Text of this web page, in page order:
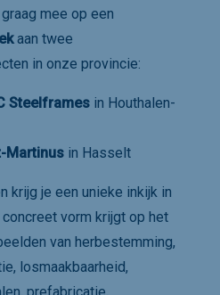
graag mee op een
aan twee
in onze provincie:
Steelframes in Houthalen-
Martinus in Hasselt
krijg je een unieke inkijk in
vorm krijgt op het
van herbestemming,
losmaakbaarheid,